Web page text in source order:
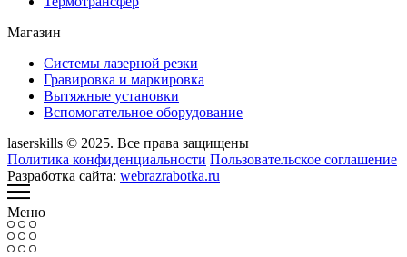
Магазин
Системы лазерной резки
Гравировка и маркировка
Вытяжные установки
Вспомогательное оборудование
laserskills © 2025. Все права защищены
Политика конфиденциальности Пользовательское соглашение
Разработка сайта: webrazrabotka.ru
Меню